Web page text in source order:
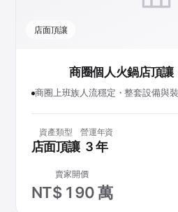
店面頂讓
商圈個人火鍋店頂讓
商圈上班族人流穩定・整套設備與
資產類型
店面頂讓
營運年資
3 年
賣家開價
NT$ 190 萬